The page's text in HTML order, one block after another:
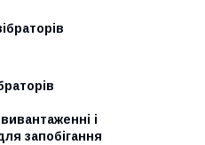
і
запобігання